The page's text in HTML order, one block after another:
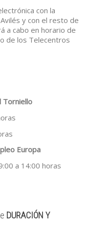
con la
y con el resto de
a cabo en horario de
de los Telecentros
Torniello
Europa
a 14:00 horas
DURACIÓN Y